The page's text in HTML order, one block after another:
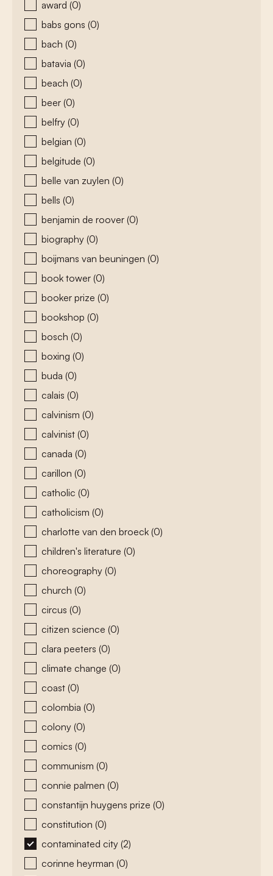
award (0)
babs gons (0)
bach (0)
batavia (0)
beach (0)
beer (0)
belfry (0)
belgian (0)
belgitude (0)
belle van zuylen (0)
bells (0)
benjamin de roover (0)
biography (0)
boijmans van beuningen (0)
book tower (0)
booker prize (0)
bookshop (0)
bosch (0)
boxing (0)
buda (0)
calais (0)
calvinism (0)
calvinist (0)
canada (0)
carillon (0)
catholic (0)
catholicism (0)
charlotte van den broeck (0)
children's literature (0)
choreography (0)
church (0)
circus (0)
citizen science (0)
clara peeters (0)
climate change (0)
coast (0)
colombia (0)
colony (0)
comics (0)
communism (0)
connie palmen (0)
constantijn huygens prize (0)
constitution (0)
contaminated city (2)
corinne heyrman (0)